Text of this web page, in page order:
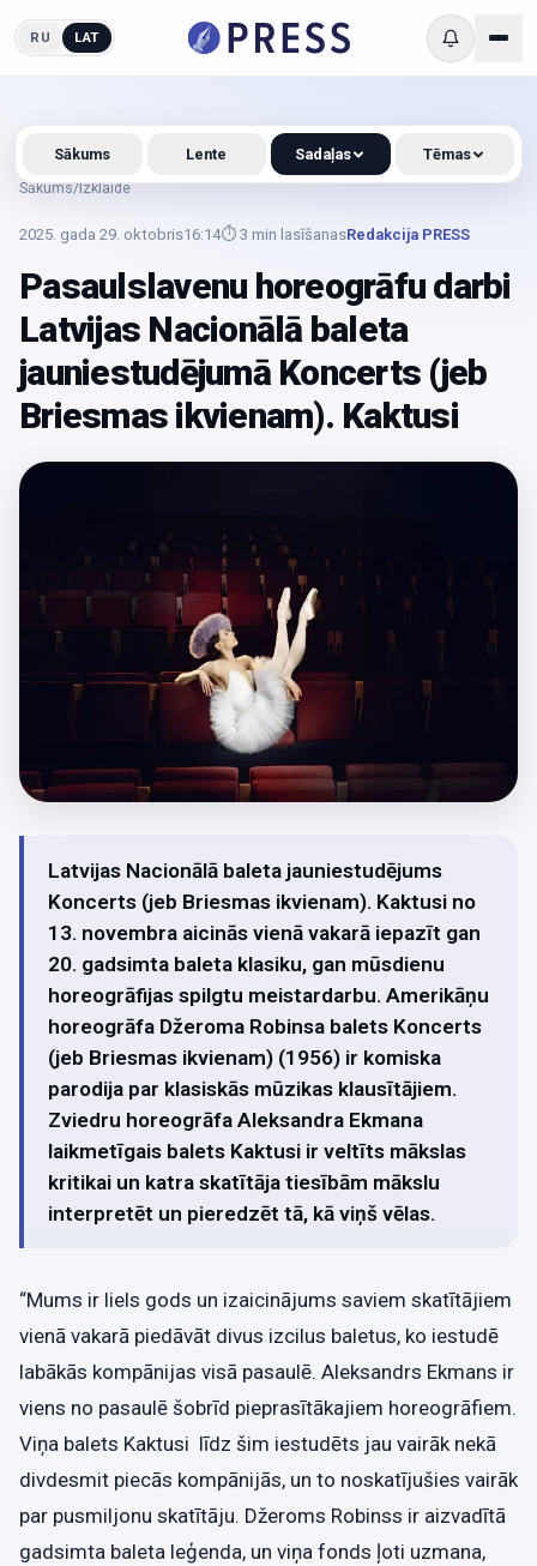
RU LAT
Sākums/Izklaide
2025. gada 29. oktobris16:14⏱ 3 min lasīšanasRedakcija PRESS
Pasaulslavenu horeogrāfu darbi
Latvijas Nacionālā baleta
jauniestudējumā Koncerts (jeb
Briesmas ikvienam). Kaktusi
Latvijas Nacionālā baleta jauniestudējums
Koncerts (jeb Briesmas ikvienam). Kaktusi no
13. novembra aicinās vienā vakarā iepazīt gan
20. gadsimta baleta klasiku, gan mūsdienu
horeogrāfijas spilgtu meistardarbu. Amerikāņu
horeogrāfa Džeroma Robinsa balets Koncerts
(jeb Briesmas ikvienam) (1956) ir komiska
parodija par klasiskās mūzikas klausītājiem.
Zviedru horeogrāfa Aleksandra Ekmana
laikmetīgais balets Kaktusi ir veltīts mākslas
kritikai un katra skatītāja tiesībām mākslu
interpretēt un pieredzēt tā, kā viņš vēlas.
“Mums ir liels gods un izaicinājums saviem skatītājiem
vienā vakarā piedāvāt divus izcilus baletus, ko iestudē
labākās kompānijas visā pasaulē. Aleksandrs Ekmans ir
viens no pasaulē šobrīd pieprasītākajiem horeogrāfiem.
Viņa balets Kaktusi līdz šim iestudēts jau vairāk nekā
divdesmit piecās kompānijās, un to noskatījušies vairāk
par pusmiljonu skatītāju. Džeroms Robinss ir aizvadītā
gadsimta baleta leģenda, un viņa fonds ļoti uzmana,
Sākums Lente Sadaļas Tēmas